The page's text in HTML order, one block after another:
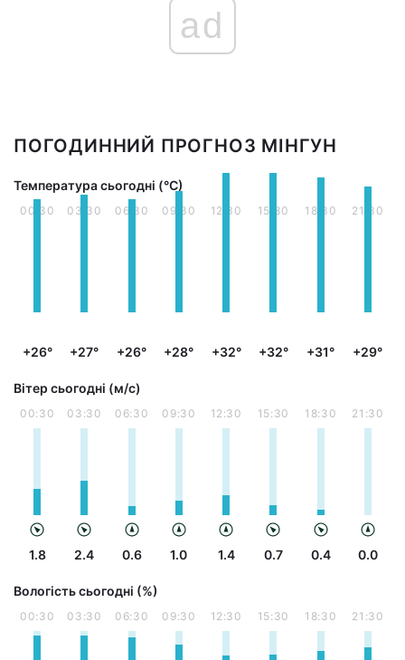
ad
ПОГОДИННИЙ ПРОГНОЗ МІНГУН
Температура сьогодні (°С)
00:30
+26°
03:30
+27°
06:30
+26°
09:30
+28°
12:30
+32°
15:30
+32°
18:30
+31°
21:30
+29°
Вітер сьогодні (м/с)
00:30
1.8
03:30
2.4
06:30
0.6
09:30
1.0
12:30
1.4
15:30
0.7
18:30
0.4
21:30
0.0
Вологість сьогодні (%)
00:30 03:30 06:30 09:30 12:30 15:30 18:30 21:30